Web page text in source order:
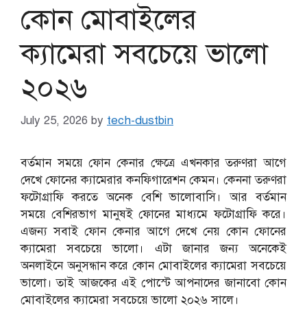
কোন মোবাইলের
ক্যামেরা সবচেয়ে ভালো
২০২৬
July 25, 2026 by tech-dustbin
বর্তমান সময়ে ফোন কেনার ক্ষেত্রে এখনকার তরুণরা আগে
দেখে ফোনের ক্যামেরার কনফিগারেশন কেমন। কেননা তরুণরা
ফটোগ্রাফি করতে অনেক বেশি ভালোবাসি। আর বর্তমান
সময়ে বেশিরভাগ মানুষই ফোনের মাধ্যমে ফটোগ্রাফি করে।
এজন্য সবাই ফোন কেনার আগে দেখে নেয় কোন ফোনের
ক্যামেরা সবচেয়ে ভালো। এটা জানার জন্য অনেকেই
অনলাইনে অনুসন্ধান করে কোন মোবাইলের ক্যামেরা সবচেয়ে
ভালো। তাই আজকের এই পোস্টে আপনাদের জানাবো কোন
মোবাইলের ক্যামেরা সবচেয়ে ভালো ২০২৬ সালে।